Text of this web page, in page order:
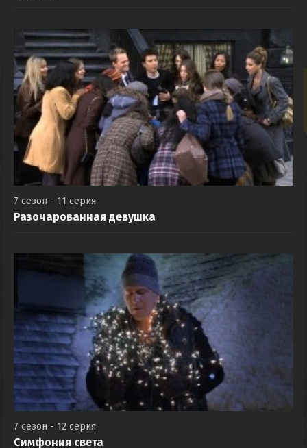
7 сезон - 11 серия
Разочарованная девушка
7 сезон - 12 серия
Симфония света